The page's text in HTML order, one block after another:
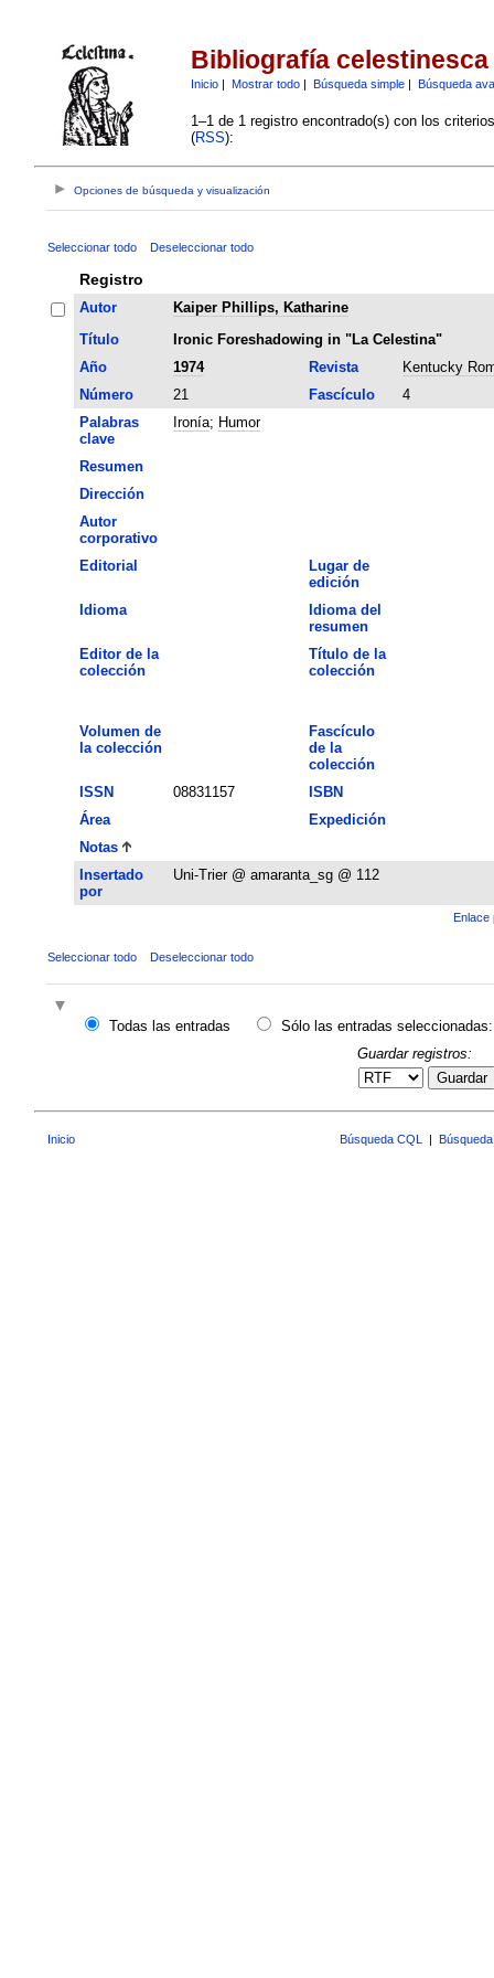
Bibliografía celestinesca
Inicio| Mostrar todo| Búsqueda simple| Búsqueda
1–1 de 1 registro encontrado(s) con los
(RSS):
Opciones de búsqueda y visualización
Seleccionar todo Deseleccionar todo
Registro
Autor
Kaiper Phillips, Katharine
Título
Ironic Foreshadowing in "La Celestina"
Año
1974 Revista
Kentucky
Número
21 Fascículo
4
Palabras
clave
Ironía; Humor
Resumen
Dirección
Autor
corporativo
Editorial
Lugar de
edición
Idioma
Idioma del
resumen
Editor de la
colección
Título de la
colección
Volumen de
la colección
Fascículo
de la
colección
ISSN
08831157
ISBN
Área
Expedición
Notas
Insertado
por
Uni-Trier @ amaranta_sg @ 112
Enlace
Seleccionar todo Deseleccionar todo
Todas las entradas
Sólo las entradas seleccionadas:
Guardar registros:
Guardar
Inicio Búsqueda CQL